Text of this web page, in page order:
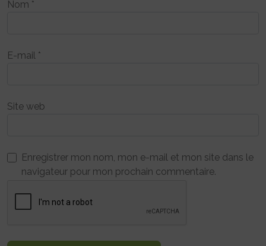
Nom *
E-mail *
Site web
Enregistrer mon nom, mon e-mail et mon site dans le
navigateur pour mon prochain commentaire.